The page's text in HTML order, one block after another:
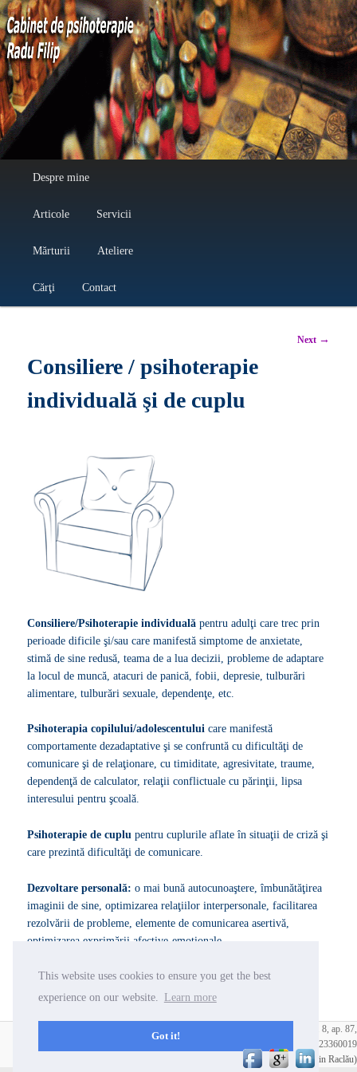
This website uses cookies to ensure you get the best
experience on our website. Learn more
Got it!
Cabinet de psihoterapie Radu Filip
Skip to primary content
Skip to secondary content
Despre mine
Articole Servicii
Mărturii Ateliere
Cărţi Contact
Post
Next →
Consiliere / psihoterapie
individuală şi de cuplu
Consiliere/Psihoterapie individuală pentru adulţi care trec prin
perioade dificile şi/sau care manifestă simptome de anxietate,
stimă de sine redusă, teama de a lua decizii, probleme de adaptare
la locul de muncă, atacuri de panică, fobii, depresie, tulburări
alimentare, tulburări sexuale, dependenţe, etc.
Psihoterapia copilului/adolescentului care manifestă
comportamente dezadaptative şi se confruntă cu dificultăţi de
comunicare şi de relaţionare, cu timiditate, agresivitate, traume,
dependenţă de calculator, relaţii conflictuale cu părinţii, lipsa
interesului pentru şcoală.
Psihoterapie de cuplu pentru cuplurile aflate în situaţii de criză şi
care prezintă dificultăţi de comunicare.
Dezvoltare personală: o mai bună autocunoaştere, îmbunătăţirea
imaginii de sine, optimizarea relaţiilor interpersonale, facilitarea
rezolvării de probleme, elemente de comunicarea asertivă,
optimizarea exprimării afective-emoţionale.
Tariful se negociază la prima şedinţă.
Prima şedinţă esteGRATUITĂ.
Cabinet psihologic Radu Filip, Str. Maior Coravu nr. 9-15, bl. C5, sc. B, et. 8, ap. 87,
Bucuresti, 0723360019
Iorasuke (Ionuţ Florin Raclău)